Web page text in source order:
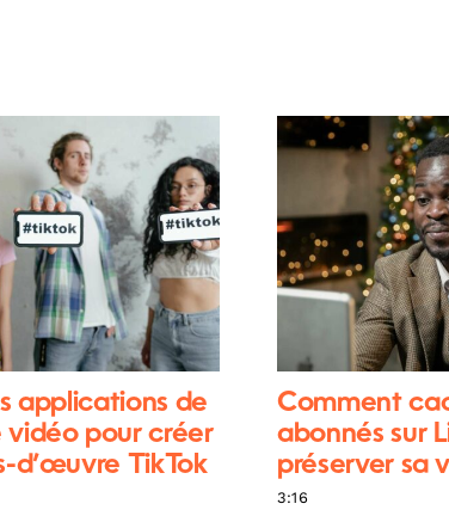
applications de
pour créer
d’œuvre TikTok
Comment
abonnés sur
préserver sa
3:16